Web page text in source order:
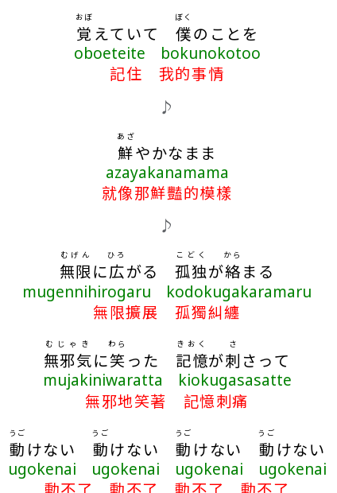
覚
おぼ
えていて 僕
ぼく
のことを
oboeteite bokunokotoo
記住 我的事情
♪
鮮
あざ
やかなまま
azayakanamama
就像那鮮豔的模樣
♪
無限
むげん
に広
ひろ
がる孤独
こどく
が絡
から
まる
mugennihirogaru kodokugakaramaru
無限擴展 孤獨糾纏
無邪気
むじゃき
に笑
わら
った 記憶
きおく
が刺
さ
さって
mujakiniwaratta kiokugasasatte
無邪地笑著 記憶刺痛
動
うご
けない 動
うご
けない 動
うご
けない 動
うご
けない
ugokenai ugokenai ugokenai ugokenai